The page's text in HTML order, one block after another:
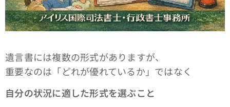
遺言書には複数の形式がありますが、
重要なのは「どれが優れているか」ではなく
自分の状況に適した形式を選ぶこと